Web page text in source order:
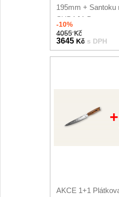
195mm + Santoku
SUBAJA
-10%
4055 Kč
3645 Kč s DPH
+
AKCE 1+1